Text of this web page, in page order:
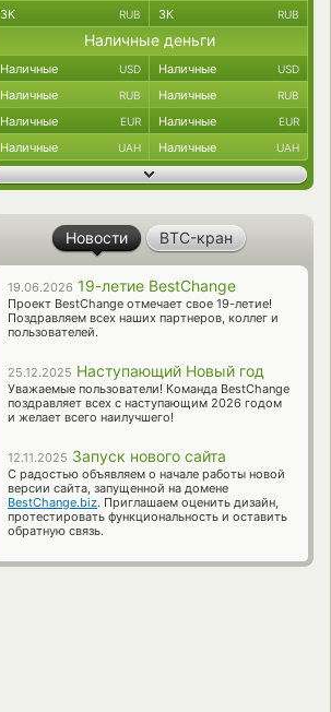
ЗК RUB ЗК RUB
Наличные деньги
Наличные USD Наличные USD
Наличные RUB Наличные RUB
Наличные EUR Наличные EUR
Наличные UAH Наличные UAH
Новости BTC-кран
19.06.2026 19-летие BestChange
Проект BestChange отмечает свое 19-летие!
Поздравляем всех наших партнеров, коллег и
пользователей.
25.12.2025 Наступающий Новый год
Уважаемые пользователи! Команда BestChange
поздравляет всех с наступающим 2026 годом
и желает всего наилучшего!
12.11.2025 Запуск нового сайта
С радостью объявляем о начале работы новой
версии сайта, запущенной на домене
BestChange.biz. Приглашаем оценить дизайн,
протестировать функциональность и оставить
обратную связь.